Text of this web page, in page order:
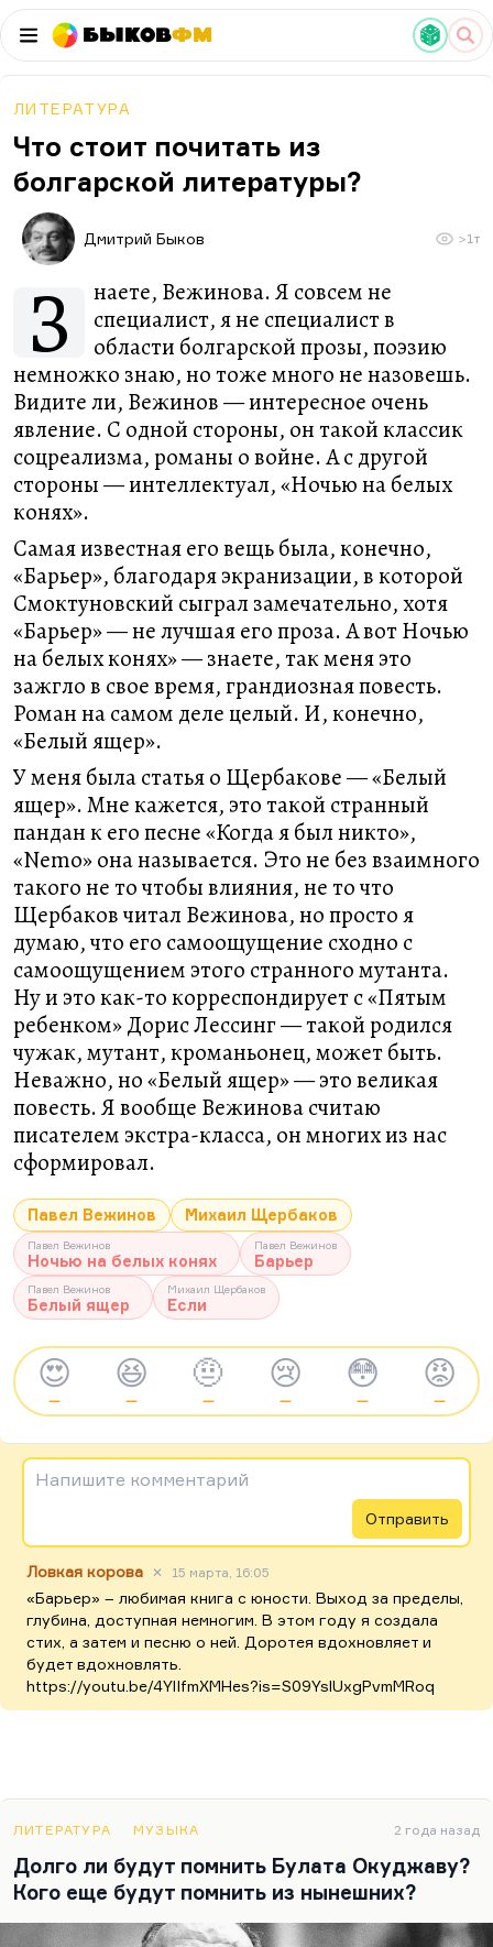
БыковФМ
ЛИТЕРАТУРА
Что стоит почитать из
болгарской литературы?
Дмитрий Быков >1т
З
наете, Вежинова. Я совсем не
специалист, я не специалист в
области болгарской прозы, поэзию
немножко знаю, но тоже много не назовешь.
Видите ли, Вежинов — интересное очень
явление. С одной стороны, он такой классик
соцреализма, романы о войне. А с другой
стороны — интеллектуал, «Ночью на белых
конях».
Самая известная его вещь была, конечно,
«Барьер», благодаря экранизации, в которой
Смоктуновский сыграл замечательно, хотя
«Барьер» — не лучшая его проза. А вот Ночью
на белых конях» — знаете, так меня это
зажгло в свое время, грандиозная повесть.
Роман на самом деле целый. И, конечно,
«Белый ящер».
У меня была статья о Щербакове — «Белый
ящер». Мне кажется, это такой странный
пандан к его песне «Когда я был никто»,
«Nemo» она называется. Это не без взаимного
такого не то чтобы влияния, не то что
Щербаков читал Вежинова, но просто я
думаю, что его самоощущение сходно с
самоощущением этого странного мутанта.
Ну и это как-то корреспондирует с «Пятым
ребенком» Дорис Лессинг — такой родился
чужак, мутант, кроманьонец, может быть.
Неважно, но «Белый ящер» — это великая
повесть. Я вообще Вежинова считаю
писателем экстра-класса, он многих из нас
сформировал.
Павел Вежинов Михаил Щербаков
Павел Вежинов
Ночью на белых конях
Павел Вежинов
Барьер
Павел Вежинов
Белый ящер
Михаил Щербаков
Если
😍
—
😆
—
🤨
—
😢
—
😳
—
😡
—
Напишите комментарий
Отправить
Ловкая корова ✕ 15 марта, 16:05
«Барьер» – любимая книга с юности. Выход за пределы,
глубина, доступная немногим. В этом году я создала
стих, а затем и песню о ней. Доротея вдохновляет и
будет вдохновлять.
https://youtu.be/4YlIfmXMHes?is=S09YslUxgPvmMRoq
ЛИТЕРАТУРА МУЗЫКА 2 года назад
Долго ли будут помнить Булата Окуджаву?
Кого еще будут помнить из нынешних?